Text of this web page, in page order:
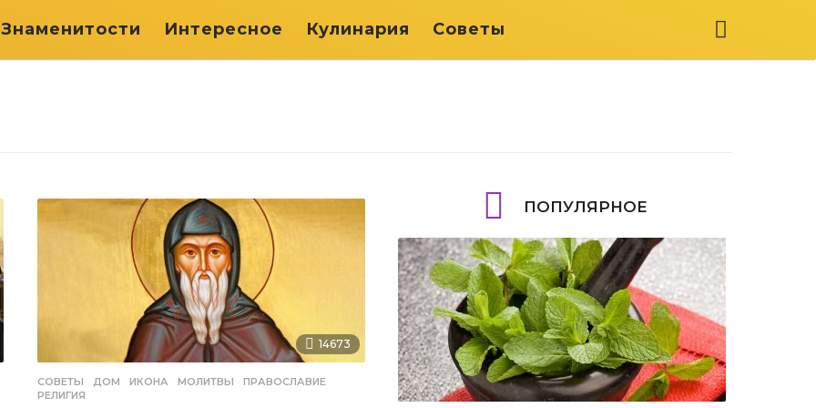
Знаменитости Интересное Кулинария Советы
14673
СОВЕТЫ ДОМ ,ИКОНА ,МОЛИТВЫ ,ПРАВОСЛАВИЕ
РЕЛИГИЯ
ПОПУЛЯРНОЕ